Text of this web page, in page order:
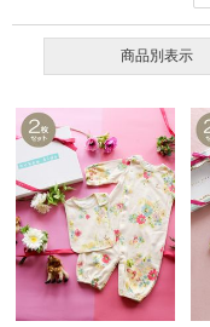
商品別表示